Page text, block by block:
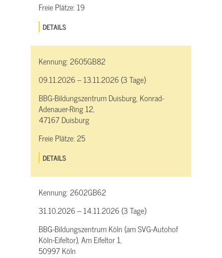
Freie Plätze: 19
DETAILS
Kennung:2605GB82
09.11.2026 – 13.11.2026 (3 Tage)
BBG-Bildungszentrum Duisburg, Konrad-
Adenauer-Ring 12,
47167 Duisburg
Freie Plätze:25
DETAILS
Kennung:2602GB62
31.10.2026 – 14.11.2026 (3 Tage)
BBG-Bildungszentrum Köln (am SVG-Autohof
Köln-Eifeltor), Am Eifeltor 1,
50997 Köln